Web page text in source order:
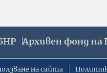
Архивен фонд на
на сайта